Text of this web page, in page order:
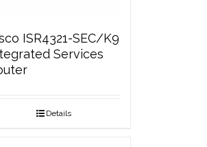
ISR4321-SEC/K9
Services
Details